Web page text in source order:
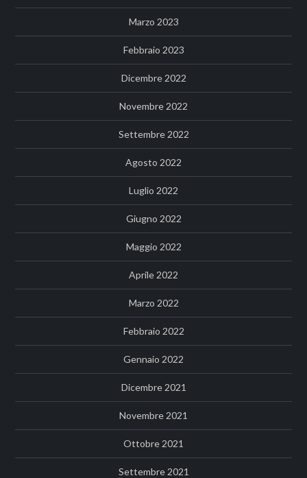
Marzo 2023
Febbraio 2023
Dicembre 2022
Novembre 2022
Settembre 2022
Agosto 2022
Luglio 2022
Giugno 2022
Maggio 2022
Aprile 2022
Marzo 2022
Febbraio 2022
Gennaio 2022
Dicembre 2021
Novembre 2021
Ottobre 2021
Settembre 2021